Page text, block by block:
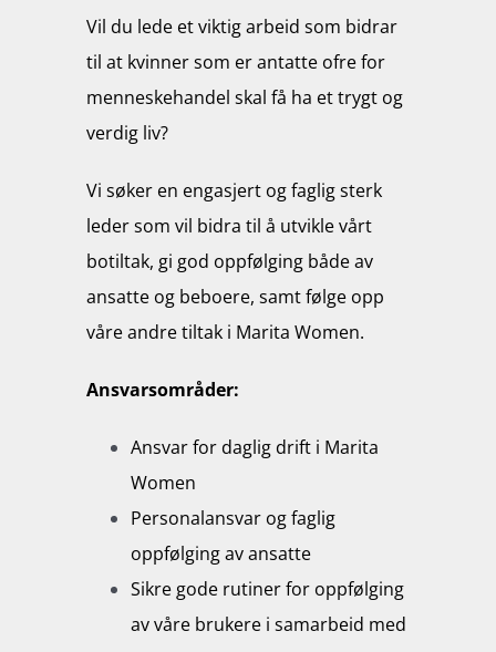
Vil du lede et viktig arbeid som bidrar
til at kvinner som er antatte ofre for
menneskehandel skal få ha et trygt og
verdig liv?
Vi søker en engasjert og faglig sterk
leder som vil bidra til å utvikle vårt
botiltak, gi god oppfølging både av
ansatte og beboere, samt følge opp
våre andre tiltak i Marita Women.
Ansvarsområder:
Ansvar for daglig drift i Marita
Women
Personalansvar og faglig
oppfølging av ansatte
Sikre gode rutiner for oppfølging
av våre brukere i samarbeid med